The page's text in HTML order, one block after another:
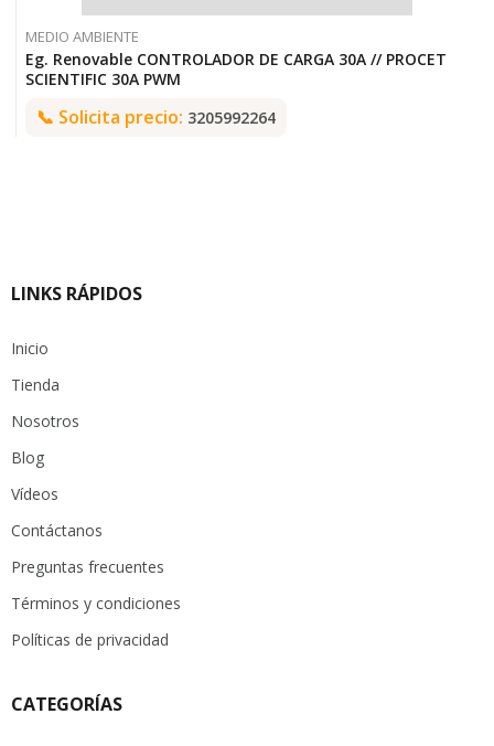
MEDIO AMBIENTE
Eg. Renovable CONTROLADOR DE CARGA 30A // PROCET
SCIENTIFIC 30A PWM
📞 Solicita precio: 3205992264
LINKS RÁPIDOS
Inicio
Tienda
Nosotros
Blog
Vídeos
Contáctanos
Preguntas frecuentes
Términos y condiciones
Políticas de privacidad
CATEGORÍAS